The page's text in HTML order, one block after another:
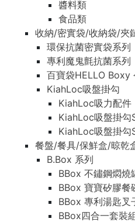
醬料類
食品類
收納/密實袋/收納袋/夾
環保抗菌密實袋系列
專利魔鬼氈抗菌系列
百寶袋HELLO Boxy
KiahLoc吸盤掛勾
KiahLoc吸力配件
KiahLoc吸盤掛
KiahLoc吸盤掛
餐盤/餐具/保鮮盒/晾乾
B.Box 系列
BBox 不鏽鋼燜燒
BBox 寶寶矽膠餐
BBox 專利湯匙叉
BBox四合一套裝